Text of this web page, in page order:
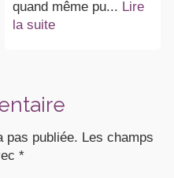
quand même pu... Lire
la suite
pas publiée. Les champs
*